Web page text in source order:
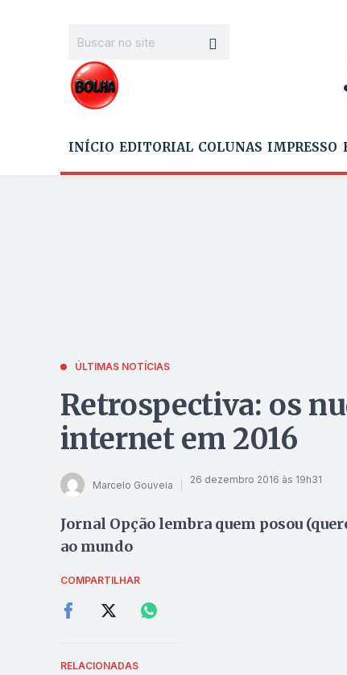
INÍCIO EDITORIAL COLUNAS IMPRESSO
ÚLTIMAS NOTÍCIAS
Retrospectiva: os
internet em 2016
Marcelo Gouveia 26 dezembro 2016 às 19h31
Jornal Opção lembra quem posou
ao mundo
COMPARTILHAR
RELACIONADAS